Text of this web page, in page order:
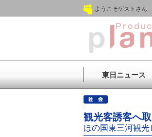
ようこそゲストさん
東日ニュース
観光客誘客へ
ほの国東三河観光